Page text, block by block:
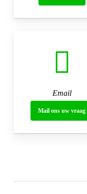
Email
Mail ons uw vraag